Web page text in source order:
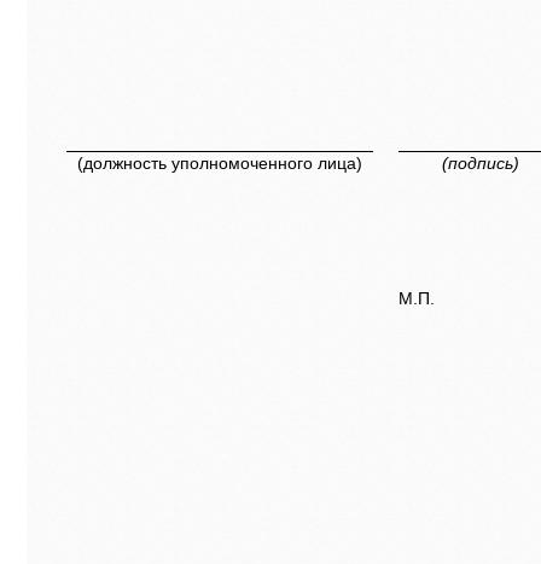
(должность уполномоченного лица) (подпись)
М.П.